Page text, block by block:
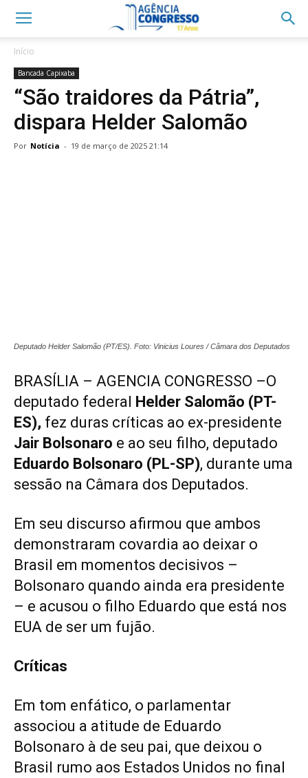
Início
Bancada Capixaba
“São traidores da Pátria”,
dispara Helder Salomão
Por Notícia - 19 de março de 2025 21:14
Deputado Helder Salomão (PT/ES). Foto: Vinicius Loures / Câmara dos Deputados
BRASÍLIA – AGENCIA CONGRESSO –O
deputado federal Helder Salomão (PT-
ES), fez duras críticas ao ex-presidente
Jair Bolsonaro e ao seu filho, deputado
Eduardo Bolsonaro (PL-SP), durante uma
sessão na Câmara dos Deputados.
Em seu discurso afirmou que ambos
demonstraram covardia ao deixar o
Brasil em momentos decisivos –
Bolsonaro quando ainda era presidente
– e acusou o filho Eduardo que está nos
EUA de ser um fujão.
Críticas
Em tom enfático, o parlamentar
associou a atitude de Eduardo
Bolsonaro à de seu pai, que deixou o
Brasil rumo aos Estados Unidos no final